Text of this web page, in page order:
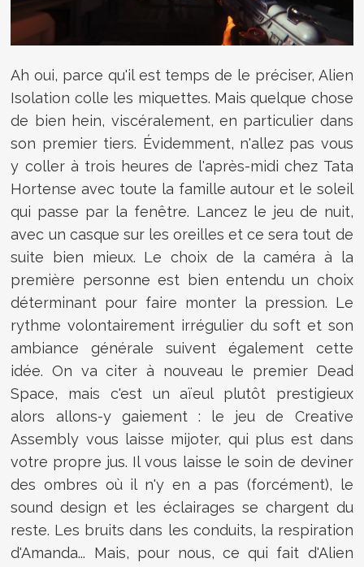
Ah oui, parce qu'il est temps de le préciser, Alien
Isolation colle les miquettes. Mais quelque chose
de bien hein, viscéralement, en particulier dans
son premier tiers. Évidemment, n'allez pas vous
y coller à trois heures de l'après-midi chez Tata
Hortense avec toute la famille autour et le soleil
qui passe par la fenêtre. Lancez le jeu de nuit,
avec un casque sur les oreilles et ce sera tout de
suite bien mieux. Le choix de la caméra à la
première personne est bien entendu un choix
déterminant pour faire monter la pression. Le
rythme volontairement irrégulier du soft et son
ambiance générale suivent également cette
idée. On va citer à nouveau le premier Dead
Space, mais c'est un aïeul plutôt prestigieux
alors allons-y gaiement : le jeu de Creative
Assembly vous laisse mijoter, qui plus est dans
votre propre jus. Il vous laisse le soin de deviner
des ombres où il n'y en a pas (forcément), le
sound design et les éclairages se chargent du
reste. Les bruits dans les conduits, la respiration
d'Amanda... Mais, pour nous, ce qui fait d'Alien